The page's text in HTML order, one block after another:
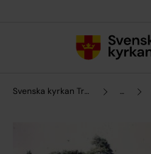
Svenska kyrkan Trollhättan ...